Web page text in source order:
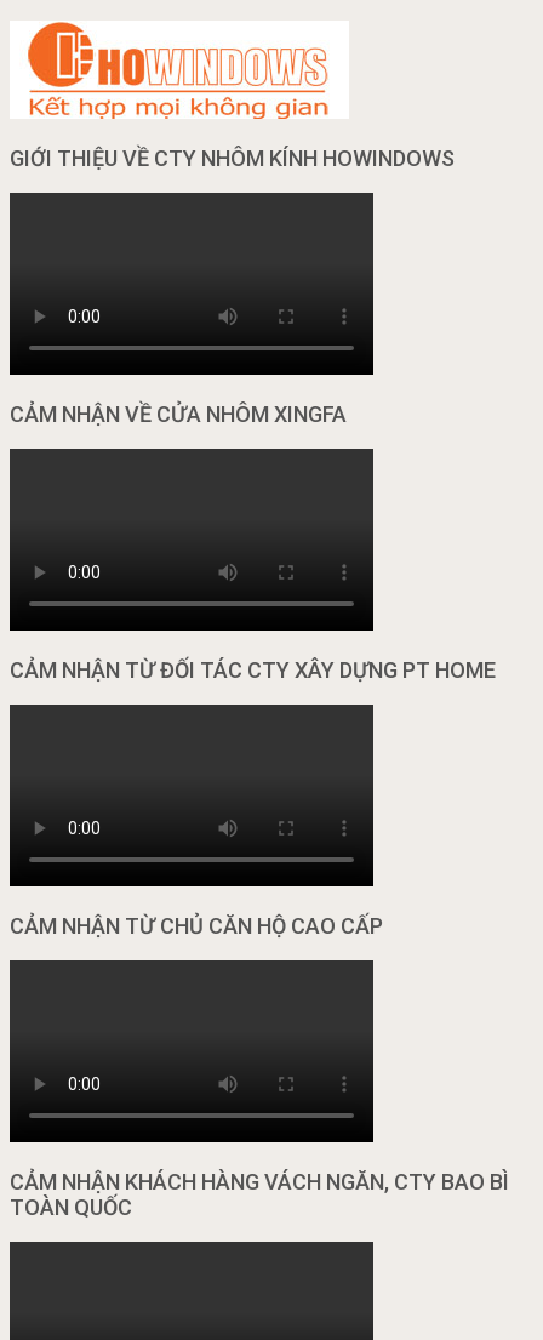
GIỚI THIỆU VỀ CTY NHÔM KÍNH HOWINDOWS
CẢM NHẬN VỀ CỬA NHÔM XINGFA
CẢM NHẬN TỪ ĐỐI TÁC CTY XÂY DỰNG PT HOME
CẢM NHẬN TỪ CHỦ CĂN HỘ CAO CẤP
CẢM NHẬN KHÁCH HÀNG VÁCH NGĂN, CTY BAO BÌ
TOÀN QUỐC